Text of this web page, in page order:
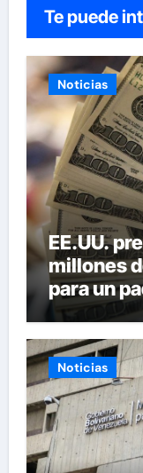
Te puede
Noticias
EE.UU.
millones
para un
Noticias